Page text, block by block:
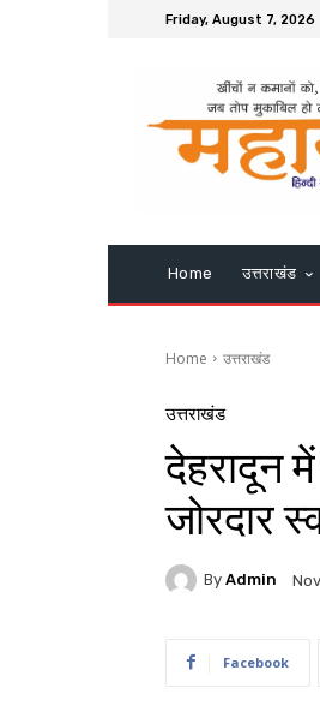
Friday, August 7, 2026
Home उत्तराखंड
Home उत्तराखंड
उत्तराखंड
देहरादून
जोरदार
By Admin
Facebook